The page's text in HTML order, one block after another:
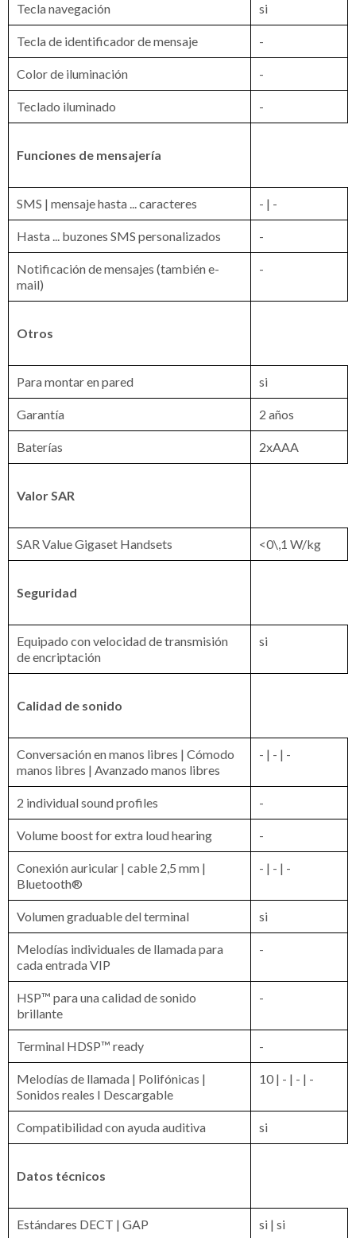
Tecla navegación si
Tecla de identificador de mensaje -
Color de iluminación -
Teclado iluminado -
Funciones de mensajería
SMS | mensaje hasta ... caracteres - | -
Hasta ... buzones SMS personalizados -
Notificación de mensajes (también e-
mail)
-
Otros
Para montar en pared si
Garantía 2 años
Baterías 2xAAA
Valor SAR
SAR Value Gigaset Handsets <0\,1 W/kg
Seguridad
Equipado con velocidad de transmisión
de encriptación
si
Calidad de sonido
Conversación en manos libres | Cómodo
manos libres | Avanzado manos libres
- | - | -
2 individual sound profiles -
Volume boost for extra loud hearing -
Conexión auricular | cable 2,5 mm |
Bluetooth®
- | - | -
Volumen graduable del terminal si
Melodías individuales de llamada para
cada entrada VIP
-
HSP™ para una calidad de sonido
brillante
-
Terminal HDSP™ ready -
Melodías de llamada | Polifónicas |
Sonidos reales I Descargable
10 | - | - | -
Compatibilidad con ayuda auditiva si
Datos técnicos
Estándares DECT | GAP si | si